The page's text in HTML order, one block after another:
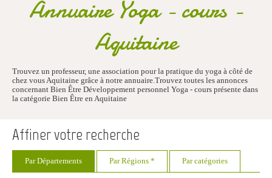
Annuaire Yoga - cours -
Aquitaine
Trouvez un professeur, une association pour la pratique du yoga à côté de
chez vous Aquitaine grâce à notre annuaire.Trouvez toutes les annonces
concernant Bien Être Développement personnel Yoga - cours présente dans
la catégorie Bien Être en Aquitaine
Affiner votre recherche
Par Départements Par Régions * Par catégories